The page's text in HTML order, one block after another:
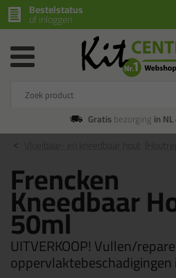
Bestelstatus
of inloggen
Gratisbezorging in
Frencken
Kneedbaar
50ml
UITVERKOOP! Vullen/